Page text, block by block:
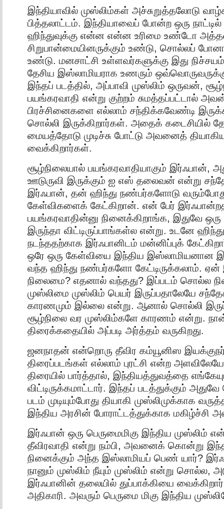
இந்தியாவில் முஸ்லிம்கள் அச்சுறுத்தலோடு
பித்தலாட்டம். இந்தியாவைப் போன்ற ஒரு
ஹிந்துவுக்கு என்ன என்ன உரிமை உண்டோ
சிறுபான்மையினருக்கும் உண்டு, சொல்லப்
உண்டு. மனசாட்சி உள்ளவர்களுக்கு இது
தேசிய இஸ்லாமியராக உணரும்
இந்தப் படத்தில், அப்பாவி முஸ்லிம் ஒருவன்,
பயங்கரவாதி என்று குற்றம் சுமத்தப்பட்டால்
பிரச்சினைகளை எல்லாம் சந்திக்கவேண்டி
சொல்லி இருக்கிறார்கள். அதைக் கடைசியில்
மையத்தோடு முடிச்சு போட்டு அவனைத்
வைக்கிறார்கள்.
சூழ்நிலையால் பயங்கரவாதியாகும் இர்ஃபான்,
ஊடுருவி இருக்கும் ஐ எஸ் தலைவன் என்று
இர்ஃபான், தன் ஹிந்து நண்பர்களோடு
கேள்விகளைக் கேட்கிறான். என் பேர்
பயங்கரவாதின்னு நினைக்கிறாங்க, இதுவே ஒரு
இருந்தா விட்டிருப்பாங்கள்ல என்று. உடனே
நடந்ததற்காக இர்ஃபானிடம் மன்னிப்புக்
ஒரே ஒரு கேள்வியை இந்திய இஸ்லாமியனான
வந்த ஹிந்து நண்பர்களோ கேட்டிருக்கலாம். ஏன்
நிலைமை? எதனால் வந்தது? இப்படம் சொல்ல
முஸ்லிமை முஸ்லிம் பெயர் இருப்பதாலேயே
காரணமும் இல்லை என்று. ஆனால் சொல்லி
சூழ்நிலை வர முஸ்லிம்களே காரணம் என்று.
திரைக்கதையில் அப்படி அர்த்தம் வருகிறது.
ஜனநாதன் என்றொரு தீவிர கம்யூனிஸ
திரைப்படங்கள் எல்லாம் புரட்சி என்ற
திரையில் பார்த்தால், இந்தியத்துவத்தை
விட்டிருக்கமாட்டார். இந்தப் படத்துக்கும் அதுவே
படம் முடியும்போது தியாகி முஸ்லிமுக்காக
இந்திய அரசின் போராட்டத்துக்காக மகிழ்ச்சி
இர்ஃபான் ஒரு பெருமைமிகு இந்திய முஸ்லிம்
தீவிரவாதி என்று நம்பி, அவனைக் கொன்று
நினைக்கும் அந்த இஸ்லாமியப் பெண் யார்?
நானும் முஸ்லிம் நீயும் முஸ்லிம் என்று சொல்ல,
இர்ஃபானின் தலையில் துப்பாக்கியை
அதிகாரி. அவரும் பெருமை மிகு இந்திய